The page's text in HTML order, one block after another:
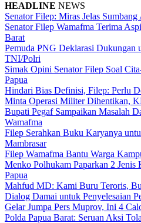
HEADLINE NEWS
Senator Filep: Miras Jelas
Senator Filep Wamafma Terima
Barat
Pemuda PNG Deklarasi Dukungan
TNI/Polri
Simak Opini Senator Filep Soal
Papua
Hindari Bias Definisi, Filep: Perlu
Minta Operasi Militer Dihentikan,
Bupati Pegaf Sampaikan Masalah
Wamafma
Filep Serahkan Buku Karyanya
Mambrasar
Filep Wamafma Bantu Warga
Menko Polhukam Paparkan 2 Jenis
Papua
Mahfud MD: Kami Buru Teroris,
Dialog Damai untuk Penyelesaian
Gelar Jumpa Pers Muprov, Ini 4
Polda Papua Barat: Seruan Aksi